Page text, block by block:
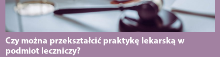
Czy można przekształcić praktykę lekarską w
podmiot leczniczy?